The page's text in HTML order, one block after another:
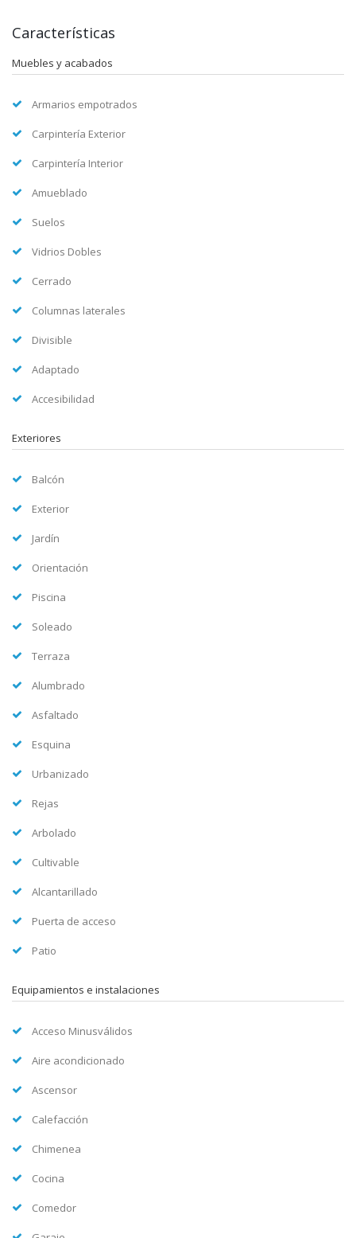
Características
Muebles y acabados
Armarios empotrados
Carpintería Exterior
Carpintería Interior
Amueblado
Suelos
Vidrios Dobles
Cerrado
Columnas laterales
Divisible
Adaptado
Accesibilidad
Exteriores
Balcón
Exterior
Jardín
Orientación
Piscina
Soleado
Terraza
Alumbrado
Asfaltado
Esquina
Urbanizado
Rejas
Arbolado
Cultivable
Alcantarillado
Puerta de acceso
Patio
Equipamientos e instalaciones
Acceso Minusválidos
Aire acondicionado
Ascensor
Calefacción
Chimenea
Cocina
Comedor